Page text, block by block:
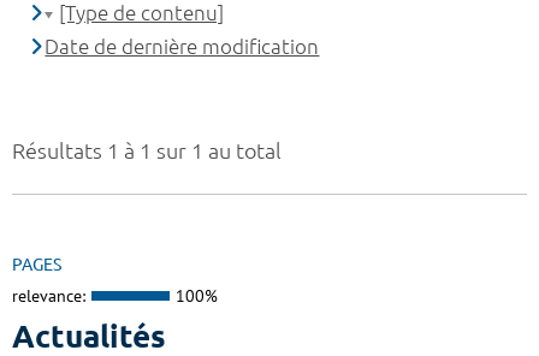
Résultats 1 à 1 sur 1 au total
PAGES
relevance: 100%
Actualités
[Type de contenu]
Date de dernière modification